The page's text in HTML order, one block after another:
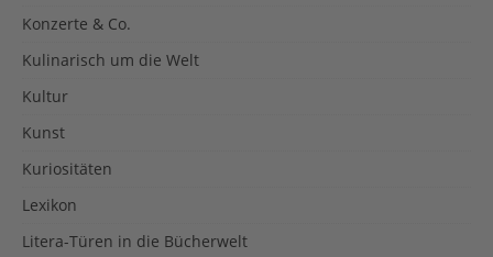
Konzerte & Co.
Kulinarisch um die Welt
Kultur
Kunst
Kuriositäten
Lexikon
Litera-Türen in die Bücherwelt